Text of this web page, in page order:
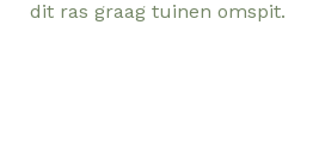
dit ras graag tuinen omspit.